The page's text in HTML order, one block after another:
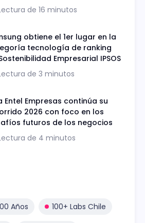
de 16 minutos
obtiene el 1er lugar en la
tecnología de ranking
Empresarial IPSOS
de 3 minutos
Entel Empresas continúa su
2026 con foco en los
futuros de los negocios
de 4 minutos
Años 100+ Labs Chile